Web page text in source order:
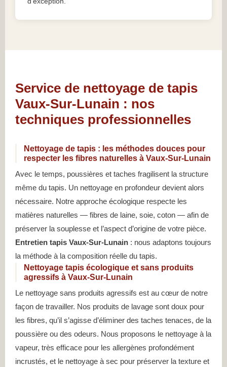
Service de nettoyage de tapis
Vaux-Sur-Lunain : nos
techniques professionnelles
Nettoyage de tapis : les méthodes douces pour
respecter les fibres naturelles à Vaux-Sur-Lunain
Avec le temps, poussières et taches fragilisent la structure
même du tapis. Un nettoyage en profondeur devient alors
nécessaire. Notre approche écologique respecte les
matières naturelles — fibres de laine, soie, coton — afin de
préserver la souplesse et l’aspect d’origine de votre pièce.
Entretien tapis Vaux-Sur-Lunain : nous adaptons toujours
la méthode à la composition réelle du tapis.
Nettoyage tapis écologique et sans produits
agressifs à Vaux-Sur-Lunain
Le nettoyage sans produits agressifs est au cœur de notre
façon de travailler. Nos produits de lavage sont doux pour
les fibres, qu’il s’agisse d’éliminer des taches tenaces, de la
poussière ou des odeurs. Nous proposons le nettoyage à la
vapeur, très efficace pour les allergènes profondément
incrustés, et le nettoyage à sec pour préserver la texture et